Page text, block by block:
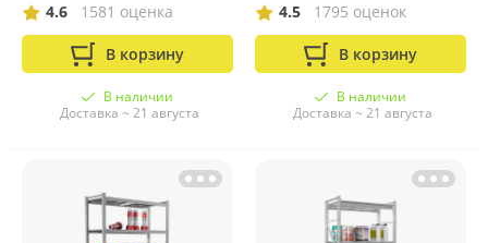
4.6
1581 оценка
В корзину
В наличии
Доставка ~ 21 августа
4.5
1795 оценок
В корзину
В наличии
Доставка ~ 21 августа